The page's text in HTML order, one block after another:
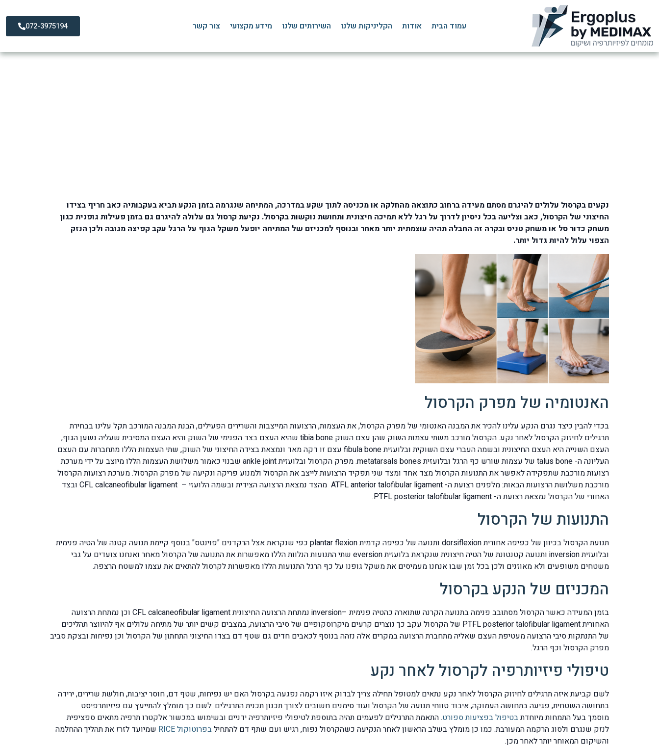
עמוד הבית אודות הקליניקות שלנו השירותים שלנו מידע מקצועי צור קשר 072-3975194
נקעים בקרסול עלולים להיגרם מסתם מעידה ברחוב כתוצאה מהחלקה או מכניסה לתוך שקע במדרכה, המתיחה שנגרמה בזמן הנקע תביא בעקבותיה כאב חריף בצידו
החיצוני של הקרסול, כאב וצליעה בכל ניסיון לדרוך על רגל ללא תמיכה חיצונית ותחושת נוקשות בקרסול. נקיעת קרסול גם עלולה להיגרם גם בזמן פעילות גופנית כגון
משחק כדור סל או משחק טניס ובקרה זה החבלה תהיה עוצמתית יותר מאחר ובנוסף למכניזם של המתיחה יופעל משקל הגוף על הרגל עקב קפיצה מגובה ולכן הנזק
הצפוי עלול להיות גדול יותר.
האנטומיה של מפרק הקרסול
בכדי להבין כיצד נגרם הנקע עלינו להכיר את המבנה האנטומי של מפרק הקרסול, את העצמות, הרצועות המייצבות והשרירים הפעילים, הבנת המבנה המורכב תקל עלינו בבחירת
תרגילים לחיזוק הקרסול לאחר נקע. הקרסול מורכב משתי עצמות השוק שהן עצם השוק tibia bone שהיא העצם בצד הפנימי של השוק והיא העצם המסיבית שעליה נשען הגוף,
העצם השנייה היא העצם החיצונית ובשמה העברי עצם השוקית ובלועזית fibula bone עצם זו דקה מאד ונמצאת בצידה החיצוני של השוק, שתי העצמות הללו מתחברות עם העצם
העליונה ה- talus bone של עצמות שורש כף הרגל ובלועזית metatarsals bones. מפרק הקרסול ובלועזית ankle joint שבנוי כאמור משלושת העצמות הללו מיוצב על ידי מערכת
רצועות מורכבת שתפקידה לאפשר את התנועות הקרסול מצד אחד ומצד שני תפקיד הרצועות לייצב את הקרסול ולמנוע פריקה ונקיעה של מפרק הקרסול. מערכת רצועות הקרסול
מורכבת משלושת הרצועות הבאות: מלפנים רצועת ה- ATFL anterior talofibular ligament מהצד נמצאת הרצועה הצידית ובשמה הלועזי – CFL calcaneofibular ligament ובצד
האחורי של הקרסול נמצאת רצועת ה- PTFL posterior talofibular ligament.
התנועות של הקרסול
תנועת הקרסול בכיוון של כפיפה אחורית dorsiflexion ותנועה של כפיפה קדמית plantar flexion כפי שנקראת אצל הרקדנים "פוינטס" בנוסף קיימת תנועה קטנה של הטיה פנימית
ובלועזית inversion ותנועה קטנטונת של הטיה חיצונית שנקראת בלועזית eversion שתי התנועות הנלוות הללו מאפשרות את התנועה של הקרסול מאחר ואנחנו צועדים על גבי
משטחים משופעים ולא מאוזנים ולכן בכל זמן שבו אנחנו מעמיסים את משקל גופנו על כף הרגל התנועות הללו מאפשרות לקרסול להתאים את עצמו למשטח הרצפה.
המכניזם של הנקע בקרסול
בזמן המעידה כאשר הקרסול מסתובב פנימה בתנועה הקרנה שתוארה כהטיה פנימית –inversion נמתחת הרצועה החיצונית CFL calcaneofibular ligament וכן נמתחת הרצועה
האחורית PTFL posterior talofibular ligament של הקרסול עקב כך נוצרים קרעים מיקרוסקופיים של סיבי הרצועה, במצבים קשים יותר של מתיחה עלולים אף להיווצר תהליכים
של התנתקות סיבי הרצועה מעטיפת העצם שאליה מתחברת הרצועה במקרים אלה נזהה בנוסף לכאבים חדים גם שטף דם בצדו החיצוני התחתון של הקרסול וכן נפיחות ובצקת סביב
מפרק הקרסול וכף הרגל.
טיפולי פיזיותרפיה לקרסול לאחר נקע
לשם קביעת איזה תרגילים לחיזוק הקרסול לאחר נקע נתאים למטופל תחילה צריך לבדוק איזו רקמה נפגעה בקרסול האם יש נפיחות, שטף דם, חוסר יציבות, חולשת שרירים, ירידה
בתחושה השטחית, פגיעה בתחושה העמוקה, איבוד טווחי תנועה של הקרסול ועוד סימנים חשובים לצורך תכנון תכנית התרגילים. לשם כך מומלץ להתייעץ עם פיזיותרפיסט
מוסמך בעל התמחות מיוחדתבטיפול בפציעות ספורט. התאמת התרגילים לפעמים תהיה בתוספת לטיפולי פיזיותרפיה ידניים ובשימוש במכשור אלקטרו תרפיה מתאים ספציפית
לנזק שנגרם ולסוג הרקמה המעורבת. כמו כן מומלץ בשלב הראשון לאחר הנקיעה כשהקרסול נפוח, רגיש ועם שתף דם להתחילבפרוטוקול RICE
שמיועד לזרז את תהליך ההחלמה
והשיקום המאוחר יותר לאחר מכן.